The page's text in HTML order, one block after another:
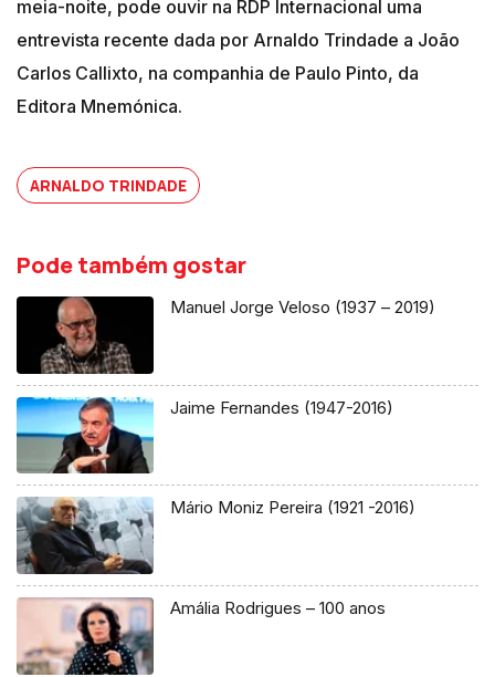
meia-noite, pode ouvir na RDP Internacional uma
entrevista recente dada por Arnaldo Trindade a João
Carlos Callixto, na companhia de Paulo Pinto, da
Editora Mnemónica.
ARNALDO TRINDADE
Pode também gostar
Manuel Jorge Veloso (1937 – 2019)
Jaime Fernandes (1947-2016)
Mário Moniz Pereira (1921 -2016)
Amália Rodrigues – 100 anos